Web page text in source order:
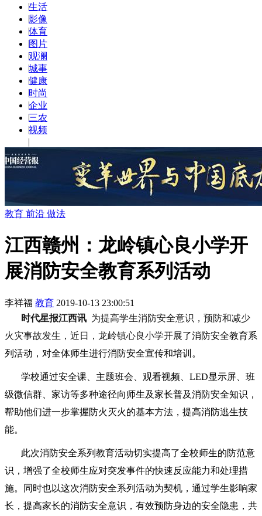
|生活
|影像
|体育
|图片
|观澜
|城事
|健康
|时尚
|企业
|三农
|视频
|
教育 前沿 做法
江西赣州：龙岭镇心良小学开
展消防安全教育系列活动
李祥福 教育 2019-10-13 23:00:51
时代星报江西讯 为提高学生消防安全意识，预防和减少
火灾事故发生， 近日，龙岭镇心良小学开展了消防安全教育系
列活动，对全体师生进行消防安全宣传和培训 。
学校通过安全课、主题班会、观看视频、 LED显示屏、班
级微信群、 家访等多种途径向师生及家长普及消防安全知识，
帮助他们进一步掌握防火灭火的基本方法，提高消防逃生技
能。
此次消防安全系列教育活动切实提高了全校师生的防范意
识，增强了全校师生应对突发事件的快速反应能力和处理措
施。同时也以这次消防安全系列活动为契机，通过学生影响家
长，提高家长的消防安全意识，有效预防身边的安全隐患，共